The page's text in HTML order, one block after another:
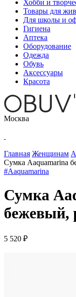
Хобби и
Товары для
Для школы и
Гигиена
Аптека
Оборудование
Одежда
Обувь
Аксессуары
Красота
Москва
Главная Женщинам
Сумка Aaquamarina
#Aaquamarina
Сумка
бежевый,
5 520 ₽